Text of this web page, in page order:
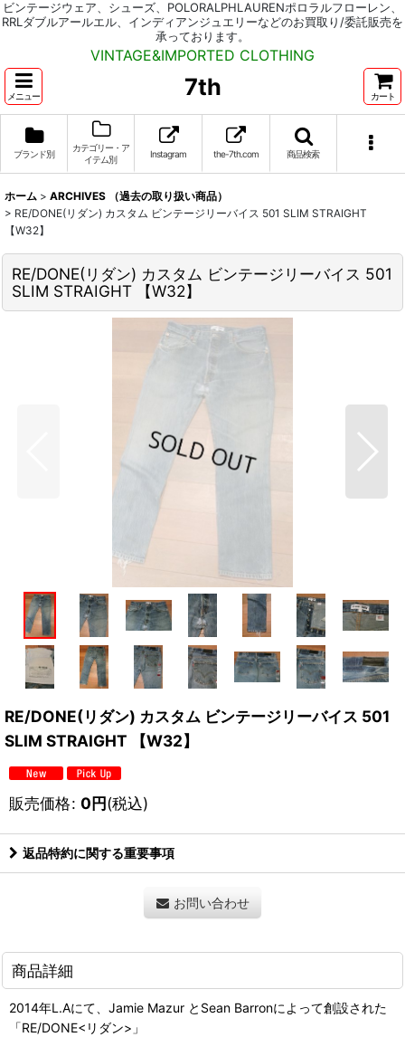
ビンテージウェア、シューズ、POLORALPHLAURENポロラルフローレン、
RRLダブルアールエル、インディアンジュエリーなどのお買取り/委託販売を
承っております。
VINTAGE&IMPORTED CLOTHING
メニュー 7th カート
ブランド別
カテゴリー・ア
イテム別
Instagram the-7th.com 商品検索
ホーム > ARCHIVES （過去の取り扱い商品）
> RE/DONE(リダン) カスタム ビンテージリーバイス 501 SLIM STRAIGHT
【W32】
RE/DONE(リダン) カスタム ビンテージリーバイス 501
SLIM STRAIGHT 【W32】
RE/DONE(リダン) カスタム ビンテージリーバイス 501
SLIM STRAIGHT 【W32】
販売価格: 0円(税込)
返品特約に関する重要事項
お問い合わせ
商品詳細
2014年L.Aにて、Jamie Mazur とSean Barronによって創設された
「RE/DONE<リダン>」